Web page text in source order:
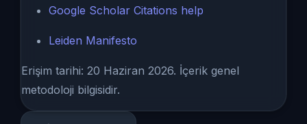
Google Scholar Citations help
Leiden Manifesto
Erişim tarihi: 20 Haziran 2026. İçerik genel
metodoloji bilgisidir.